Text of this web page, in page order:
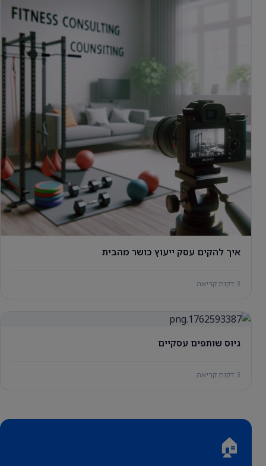
איך להקים עסק ייעוץ כושר מהבית
3 דקות קריאה
גיוס שותפים עסקיים
3 דקות קריאה
🏠